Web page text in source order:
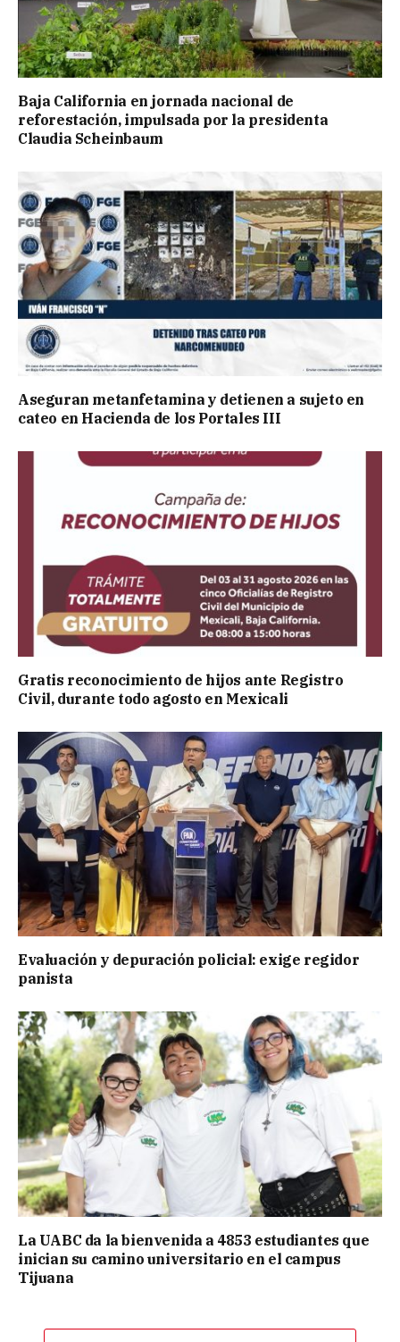
Baja California en jornada nacional de
reforestación, impulsada por la presidenta
Claudia Scheinbaum
Aseguran metanfetamina y detienen a sujeto en
cateo en Hacienda de los Portales III
Gratis reconocimiento de hijos ante Registro
Civil, durante todo agosto en Mexicali
Evaluación y depuración policial: exige regidor
panista
La UABC da la bienvenida a 4853 estudiantes que
inician su camino universitario en el campus
Tijuana